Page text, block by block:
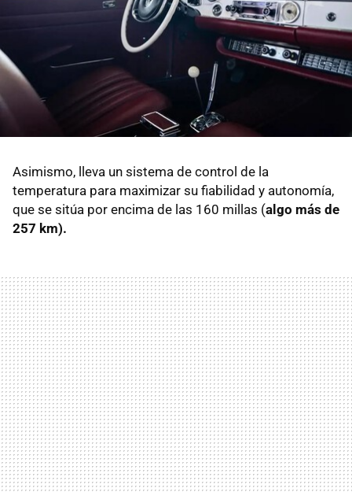
Asimismo, lleva un sistema de control de la
temperatura para maximizar su fiabilidad y autonomía,
que se sitúa por encima de las 160 millas (algo más de
257 km).